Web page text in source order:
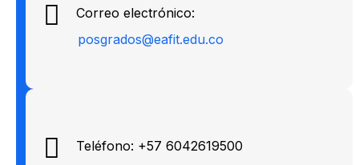
Correo electrónico:
posgrados@eafit.edu.co
Teléfono: +57 6042619500